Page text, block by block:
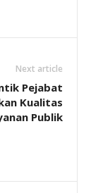
Next article
Pejabat
Kualitas
Publik